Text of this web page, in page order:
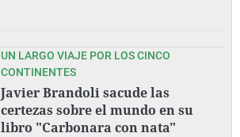
UN LARGO VIAJE POR LOS CINCO
CONTINENTES
Javier Brandoli sacude las
certezas sobre el mundo en su
libro "Carbonara con nata"